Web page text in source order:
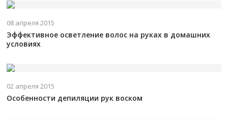
08 апреля 2015
Эффективное осветление волос на руках в домашних
условиях
02 апреля 2015
Особенности депиляции рук воском